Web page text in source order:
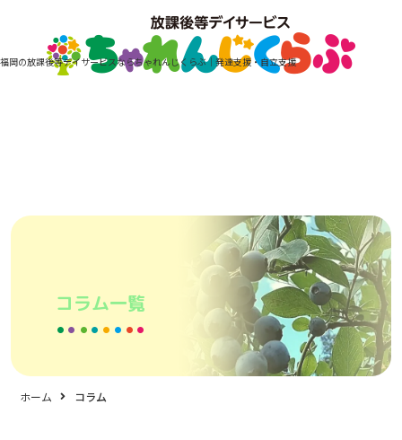
福岡の放課後等デイサービスならちゃれんじくらぶ｜発達支援・自立支援
コラム一覧
ホーム コラム